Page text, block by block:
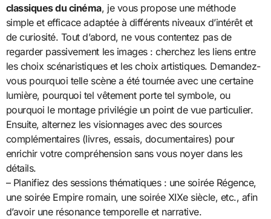
classiques du cinéma, je vous propose une méthode
simple et efficace adaptée à différents niveaux d’intérêt et
de curiosité. Tout d’abord, ne vous contentez pas de
regarder passivement les images : cherchez les liens entre
les choix scénaristiques et les choix artistiques. Demandez-
vous pourquoi telle scène a été tournée avec une certaine
lumière, pourquoi tel vêtement porte tel symbole, ou
pourquoi le montage privilégie un point de vue particulier.
Ensuite, alternez les visionnages avec des sources
complémentaires (livres, essais, documentaires) pour
enrichir votre compréhension sans vous noyer dans les
détails.
– Planifiez des sessions thématiques : une soirée Régence,
une soirée Empire romain, une soirée XIXe siècle, etc., afin
d’avoir une résonance temporelle et narrative.